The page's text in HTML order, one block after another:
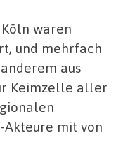
waren
und mehrfach
aus
Keimzelle aller
Akteure mit von